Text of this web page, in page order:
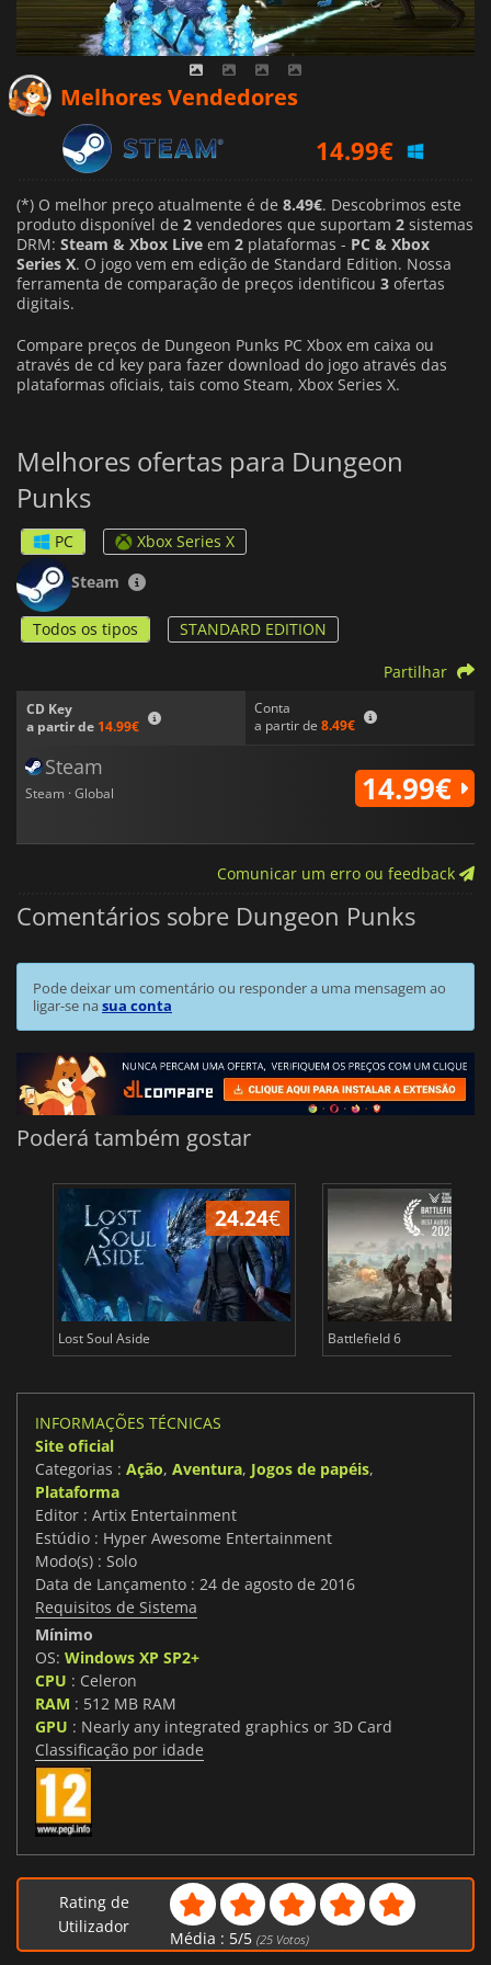
Melhores Vendedores
14.99€
(*) O melhor preço atualmente é de 8.49€. Descobrimos este
produto disponível de 2 vendedores que suportam 2 sistemas
DRM: Steam & Xbox Live em 2 plataformas - PC & Xbox
Series X. O jogo vem em edição de Standard Edition. Nossa
ferramenta de comparação de preços identificou 3 ofertas
digitais.
Compare preços de Dungeon Punks PC Xbox em caixa ou
através de cd key para fazer download do jogo através das
plataformas oficiais, tais como Steam, Xbox Series X.
Melhores ofertas para Dungeon
Punks
PC
Xbox Series X
Steam
Todos os tipos STANDARD EDITION
CD Key
a partir de 14.99€
Conta
a partir de 8.49€
Partilhar
Steam
Steam · Global 14.99€
Comunicar um erro ou feedback
Comentários sobre Dungeon Punks
Pode deixar um comentário ou responder a uma mensagem ao
ligar-se nasua conta
Poderá também gostar
24.24€
Lost Soul Aside Battlefield 6
INFORMAÇÕES TÉCNICAS
Site oficial
Categorias : Ação, Aventura, Jogos de papéis,
Plataforma
Editor : Artix Entertainment
Estúdio : Hyper Awesome Entertainment
Modo(s) : Solo
Data de Lançamento : 24 de agosto de 2016
Requisitos de Sistema
Mínimo
OS: Windows XP SP2+
CPU : Celeron
RAM : 512 MB RAM
GPU : Nearly any integrated graphics or 3D Card
Classificação por idade
Rating de
Utilizador
Média : 5/5 (25Votos)